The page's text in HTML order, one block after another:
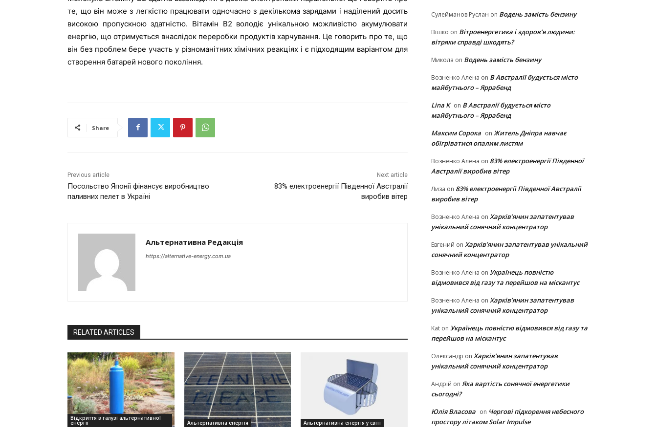
те, що він може з легкістю працювати одночасно з декількома зарядами і наділений досить
високою пропускною здатністю. Вітамін В2 володіє унікальною можливістю акумулювати
енергію, що отримується внаслідок переробки продуктів харчування. Це говорить про те, що
він без проблем бере участь у різноманітних хімічних реакціях і є підходящим варіантом для
створення батарей нового покоління.
Share
Previous article
Посольство Японії фінансує виробництво
паливних пелет в Україні
Next article
83% електроенергії Південної Австралії
виробив вітер
Альтернативна Редакція
https://alternative-energy.com.ua
RELATED ARTICLES
Відкриття в галузі альтернативної
енергії Альтернативна енергія Альтернативна енергія у світі
Сулейманов Руслан on Водень замість бензину
Вішко on Вітроенергетика і здоров’я людини:
вітряки cправді шкодять?
Микола on Водень замість бензину
Возненко Алена on В Австралії будується місто
майбутнього – Яррабенд
Lina K on В Австралії будується місто
майбутнього – Яррабенд
Максим Сорока on Житель Дніпра навчає
обігріватися опалим листям
Возненко Алена on 83% електроенергії Південної
Австралії виробив вітер
Лиза on 83% електроенергії Південної Австралії
виробив вітер
Возненко Алена on Харків’янин запатентував
унікальний сонячний концентратор
Евгений on Харків’янин запатентував унікальний
сонячний концентратор
Возненко Алена on Українець повністю
відмовився від газу та перейшов на міскантус
Возненко Алена on Харків’янин запатентував
унікальний сонячний концентратор
Kat on Українець повністю відмовився від газу та
перейшов на міскантус
Олександр on Харків’янин запатентував
унікальний сонячний концентратор
Андрій on Яка вартість сонячної енергетики
сьогодні?
Юлія Власова on Чергові підкорення небесного
простору літаком Solar Impulse